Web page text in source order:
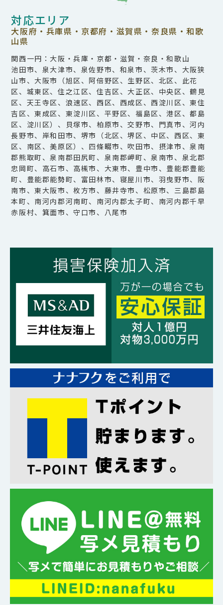
対応エリア
大阪府・兵庫県・京都府・滋賀県・奈良県・和歌
山県
関西一円：大阪・兵庫・京都・滋賀・奈良・和歌山
池田市、泉大津市、泉佐野市、和泉市、茨木市、大阪狭
山市、大阪市（旭区、阿倍野区、生野区、北区、此花
区、城東区、住之江区、住吉区、大正区、中央区、鶴見
区、天王寺区、浪速区、西区、西成区、西淀川区、東住
吉区、東成区、東淀川区、平野区、福島区、港区、都島
区、淀川区）、貝塚市、柏原市、交野市、門真市、河内
長野市、岸和田市、堺市（北区、堺区、中区、西区、東
区、南区、美原区）、四條畷市、吹田市、摂津市、泉南
郡熊取町、泉南郡田尻町、泉南郡岬町、泉南市、泉北郡
忠岡町、高石市、高槻市、大東市、豊中市、豊能郡豊能
町、豊能郡能勢町、富田林市、寝屋川市、羽曳野市、阪
南市、東大阪市、枚方市、藤井寺市、松原市、三島郡島
本町、南河内郡河南町、南河内郡太子町、南河内郡千早
赤阪村、箕面市、守口市、八尾市